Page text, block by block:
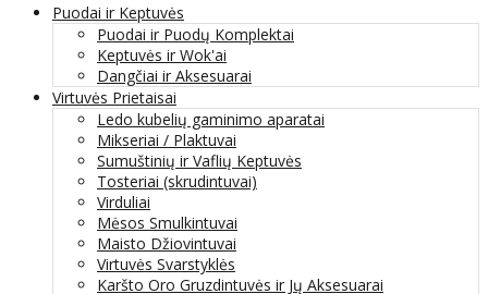
Puodai ir Keptuvės
Puodai ir Puodų Komplektai
Keptuvės ir Wok'ai
Dangčiai ir Aksesuarai
Virtuvės Prietaisai
Ledo kubelių gaminimo aparatai
Mikseriai / Plaktuvai
Sumuštinių ir Vaflių Keptuvės
Tosteriai (skrudintuvai)
Virduliai
Mėsos Smulkintuvai
Maisto Džiovintuvai
Virtuvės Svarstyklės
Karšto Oro Gruzdintuvės ir Jų Aksesuarai